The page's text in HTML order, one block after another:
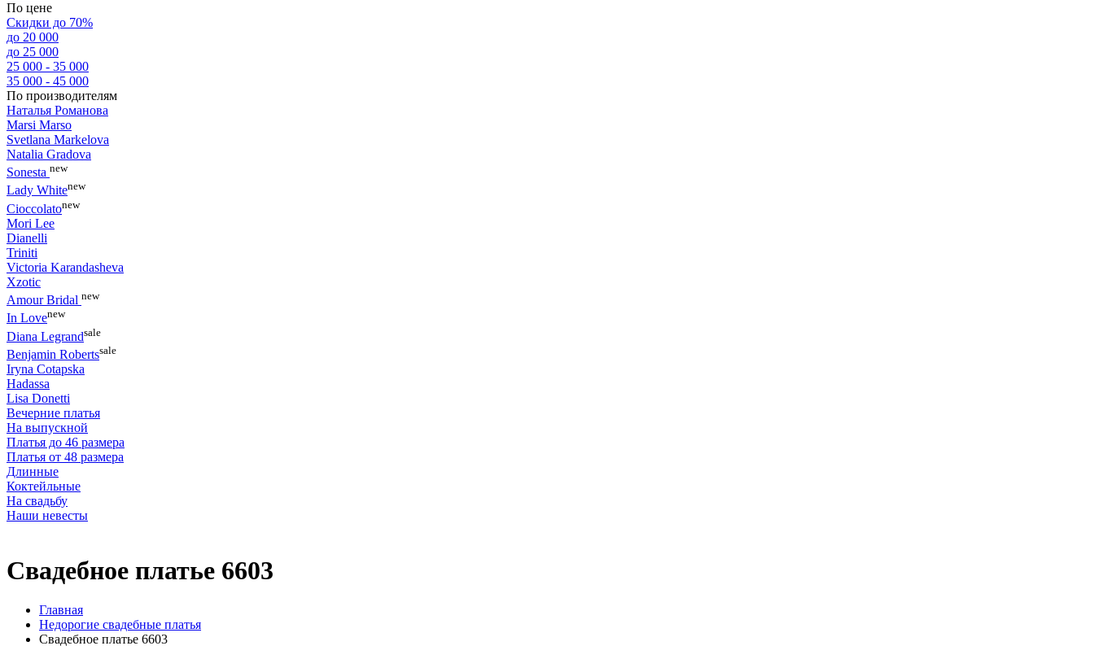
По цене
Скидки до 70%
до 20 000
до 25 000
25 000 - 35 000
35 000 - 45 000
По производителям
Наталья Романова
Marsi Marsо
Svetlana Markelova
Natalia Gradova
Sonesta new
Lady Whitenew
Cioccolatonew
Mori Lee
Dianelli
Triniti
Victoria Karandasheva
Xzotic
Amour Bridal new
In Lovenew
Diana Legrandsale
Benjamin Robertssale
Iryna Cotapska
Hadassa
Lisa Donetti
Вечерние платья
На выпускной
Платья до 46 размера
Платья от 48 размера
Длинные
Коктейльные
На свадьбу
Наши невесты
Свадебное платье 6603
Главная
Недорогие свадебные платья
Свадебное платье 6603